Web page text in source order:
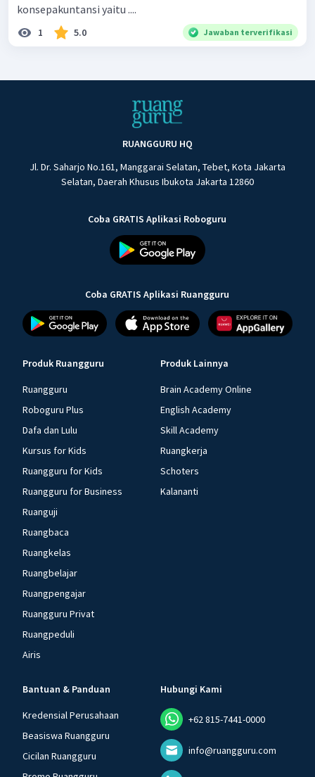
konsepakuntansi yaitu ....
1 5.0 Jawaban terverifikasi
RUANGGURU HQ
Jl. Dr. Saharjo No.161, Manggarai Selatan, Tebet, Kota Jakarta
Selatan, Daerah Khusus Ibukota Jakarta 12860
Coba GRATIS Aplikasi Roboguru
Coba GRATIS Aplikasi Ruangguru
Produk Ruangguru
Ruangguru
Roboguru Plus
Dafa dan Lulu
Kursus for Kids
Ruangguru for Kids
Ruangguru for Business
Ruanguji
Ruangbaca
Ruangkelas
Ruangbelajar
Ruangpengajar
Ruangguru Privat
Ruangpeduli
Airis
Produk Lainnya
Brain Academy Online
English Academy
Skill Academy
Ruangkerja
Schoters
Kalananti
Bantuan & Panduan
Kredensial Perusahaan
Beasiswa Ruangguru
Cicilan Ruangguru
Hubungi Kami
+62 815-7441-0000
info@ruangguru.com